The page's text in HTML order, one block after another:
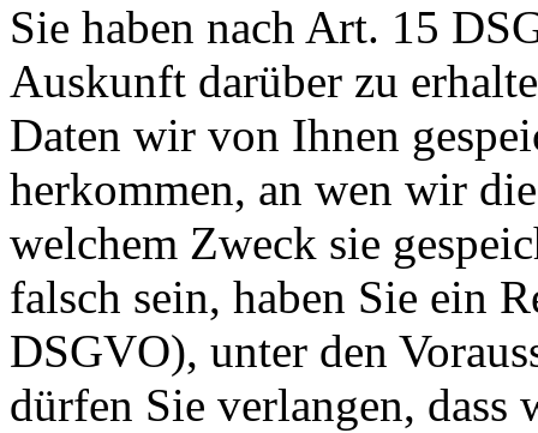
Sie haben nach Art. 15
Auskunft darüber zu
Daten wir von Ihnen
herkommen, an wen wir
welchem Zweck sie
falsch sein, haben Sie ein
DSGVO), unter den
dürfen Sie verlangen, dass